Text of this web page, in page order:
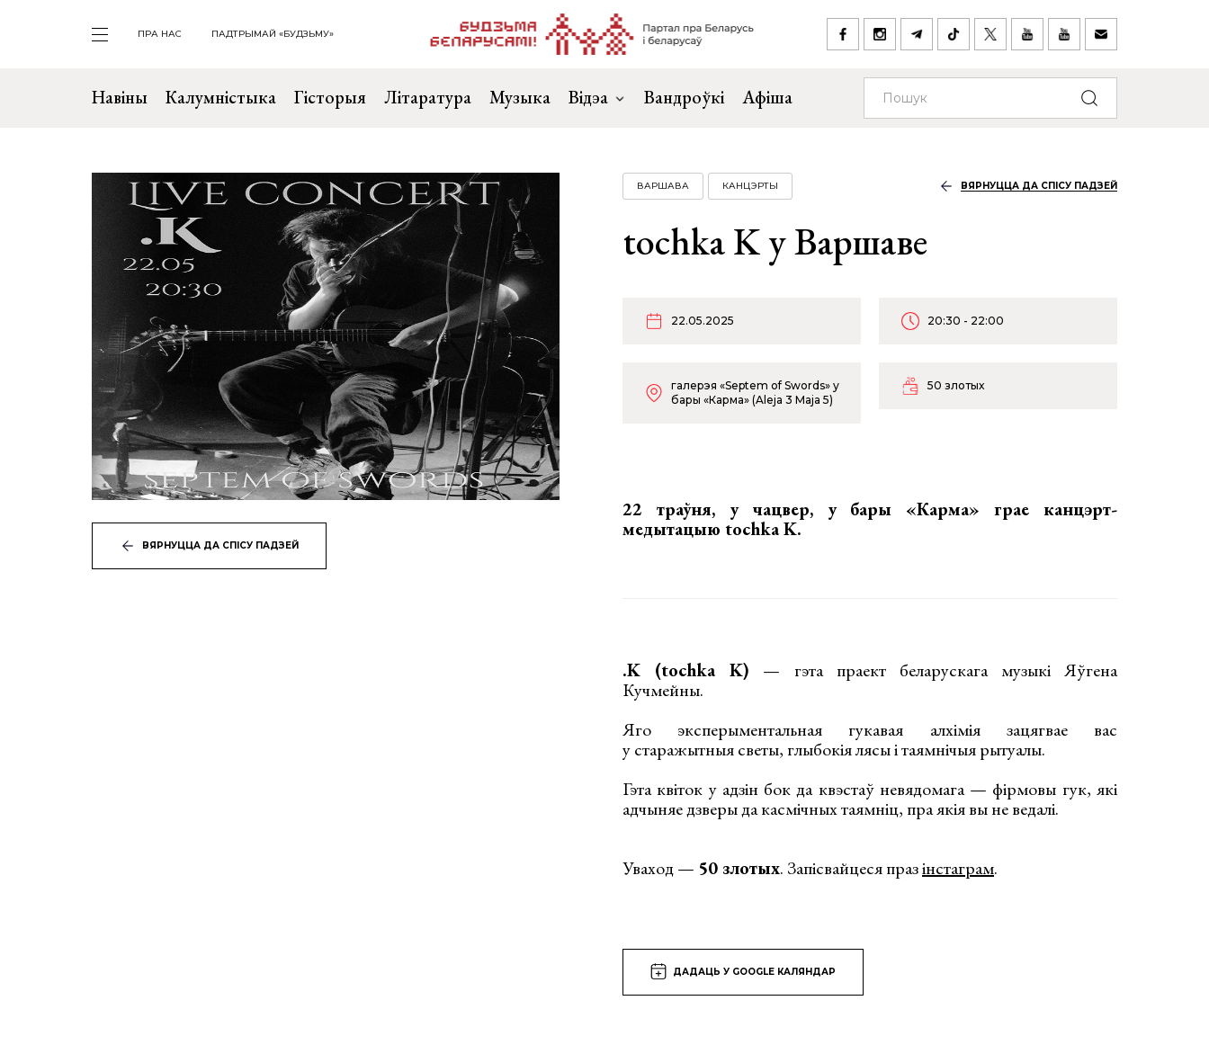
ПРА НАС ПАДТРЫМАЙ «БУДЗЬМУ»
Навіны Калумністыка Гісторыя Літаратура Музыка Відэа Вандроўкі Афіша
ВЯРНУЦЦА ДА СПІСУ ПАДЗЕЙ
ВАРШАВА КАНЦЭРТЫ ВЯРНУЦЦА ДА СПІСУ ПАДЗЕЙ
tochka K у Варшаве
22.05.2025 20:30 - 22:00
галерэя «Septem of Swords» у
бары «Карма» (Aleja 3 Maja 5)
50 злотых
22 траўня, у чацвер, у бары «Карма»грае канцэрт-
медытацыю tochka K.
.K (tochka K) — гэта праект беларускага музыкі Яўгена
Кучмейны.
Яго эксперыментальная гукавая алхімія зацягвае вас
у старажытныя светы, глыбокія лясы і таямнічыя рытуалы.
Гэта квіток у адзін бок да квэстаў невядомага — фірмовы гук, які
адчыняе дзверы да касмічных таямніц, пра якія вы не ведалі.
Уваход — 50 злотых. Запісвайцеся празінстаграм.
ДАДАЦЬ У GOOGLE КАЛЯНДАР